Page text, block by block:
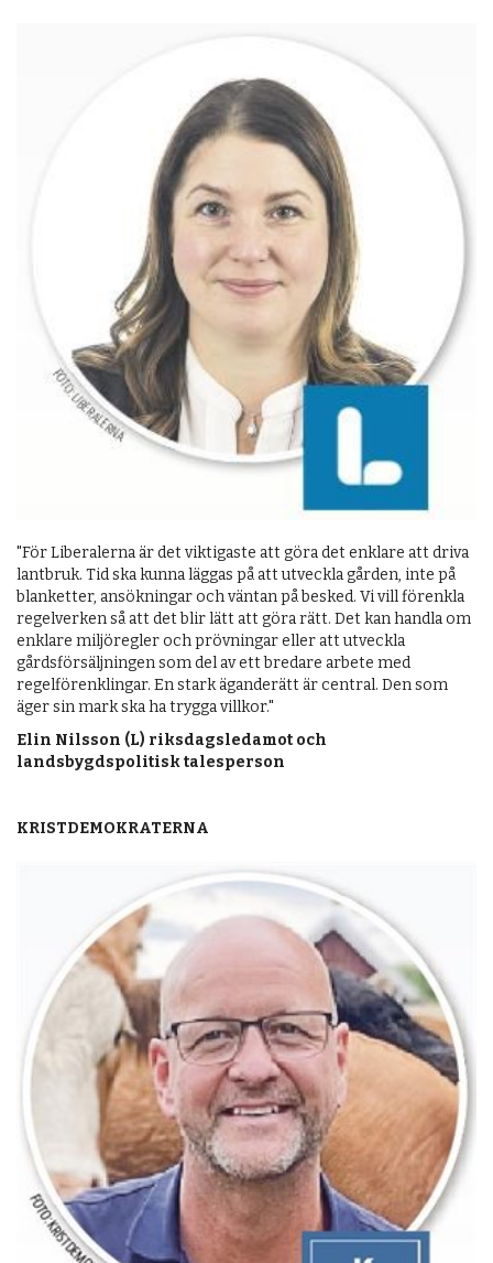
"För Liberalerna är det viktigaste att göra det enklare att driva
lantbruk. Tid ska kunna läggas på att utveckla gården, inte på
blanketter, ansökningar och väntan på besked. Vi vill förenkla
regelverken så att det blir lätt att göra rätt. Det kan handla om
enklare miljöregler och prövningar eller att utveckla
gårdsförsäljningen som del av ett bredare arbete med
regelförenklingar. En stark äganderätt är central. Den som
äger sin mark ska ha trygga villkor."
Elin Nilsson (L) riksdagsledamot och
landsbygdspolitisk talesperson
KRISTDEMOKRATERNA